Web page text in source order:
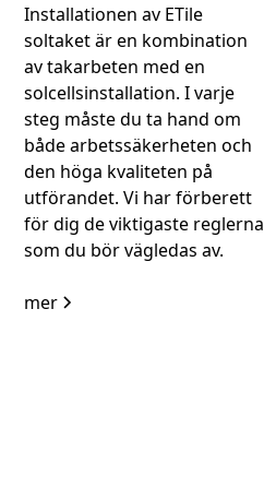
Installationen av ETile
soltaket är en kombination
av takarbeten med en
solcellsinstallation. I varje
steg måste du ta hand om
både arbetssäkerheten och
den höga kvaliteten på
utförandet. Vi har förberett
för dig de viktigaste reglerna
som du bör vägledas av.
mer